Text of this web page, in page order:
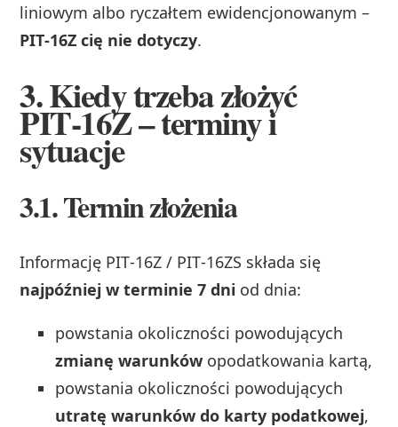
liniowym albo ryczałtem ewidencjonowanym –
PIT‑16Z cię nie dotyczy.
3. Kiedy trzeba złożyć
PIT‑16Z – terminy i
sytuacje
3.1. Termin złożenia
Informację PIT‑16Z / PIT‑16ZS składa się
najpóźniej w terminie 7 dni od dnia:
powstania okoliczności powodujących
zmianę warunków opodatkowania kartą,
powstania okoliczności powodujących
utratę warunków do karty podatkowej,